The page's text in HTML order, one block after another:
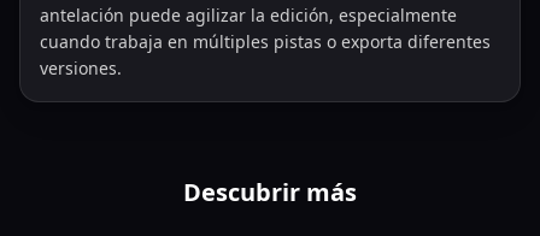
antelación puede agilizar la edición, especialmente
cuando trabaja en múltiples pistas o exporta diferentes
versiones.
Descubrir más